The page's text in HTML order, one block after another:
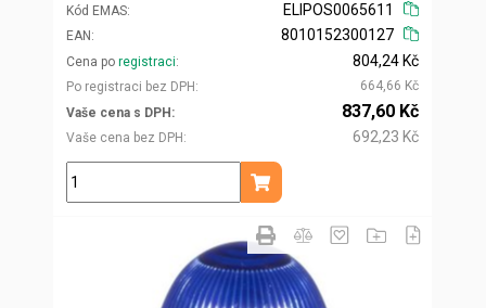
Kód EMAS
EAN
ELIPOS0065611
8010152300127
Cena po registraci
Po registraci bez DPH
804,24 Kč
664,66 Kč
Vaše cena s DPH
Vaše cena bez DPH
837,60 Kč
692,23 Kč
ks
Přidat do košíku